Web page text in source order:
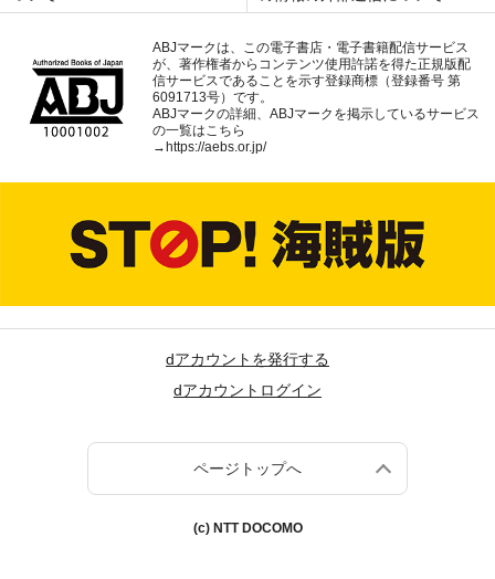
ABJマークは、この電子書店・電子書籍配信サービス
が、著作権者からコンテンツ使用許諾を得た正規版配
信サービスであることを示す登録商標（登録番号 第
6091713号）です。
ABJマークの詳細、ABJマークを掲示しているサービス
の一覧はこちら
→ https://aebs.or.jp/
dアカウントを発行する
dアカウントログイン
ページトップへ
(c) NTT DOCOMO